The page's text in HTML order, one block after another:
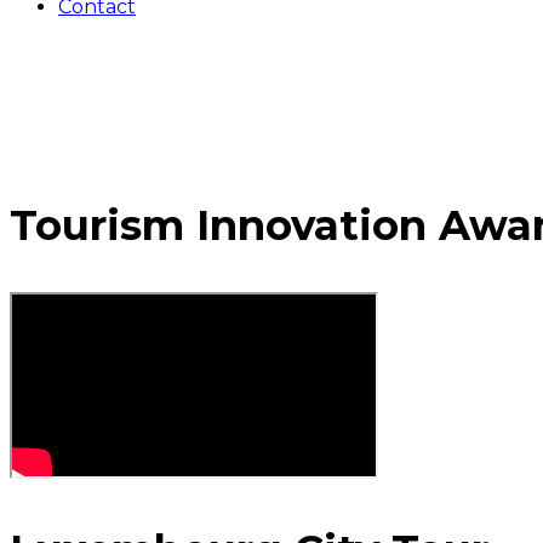
Contact
Tourism Innovation